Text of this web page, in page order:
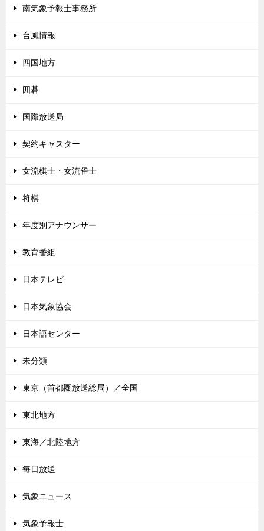
南気象予報士事務所
台風情報
四国地方
囲碁
国際放送局
契約キャスター
女流棋士・女流雀士
将棋
年度別アナウンサー
教育番組
日本テレビ
日本気象協会
日本語センター
未分類
東京（首都圏放送総局）／全国
東北地方
東海／北陸地方
毎日放送
気象ニュース
気象予報士